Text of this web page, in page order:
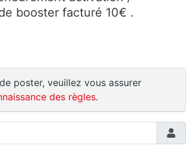
booster facturé 10€ .
poster, veuillez vous assurer
des règles.